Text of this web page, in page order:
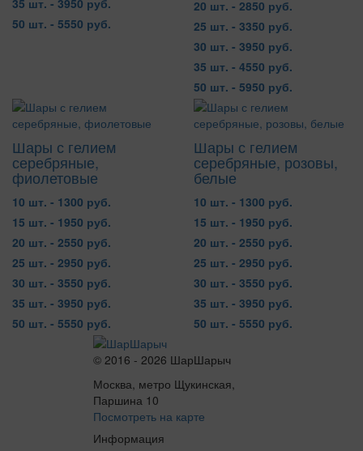
50 шт. - 5550 руб.
20 шт. - 2850 руб.
25 шт. - 3350 руб.
30 шт. - 3950 руб.
35 шт. - 4550 руб.
50 шт. - 5950 руб.
Шары с гелием
серебряные,
фиолетовые
10 шт. - 1300 руб.
15 шт. - 1950 руб.
20 шт. - 2550 руб.
25 шт. - 2950 руб.
30 шт. - 3550 руб.
35 шт. - 3950 руб.
50 шт. - 5550 руб.
Шары с гелием
серебряные, розовы,
белые
10 шт. - 1300 руб.
15 шт. - 1950 руб.
20 шт. - 2550 руб.
25 шт. - 2950 руб.
30 шт. - 3550 руб.
35 шт. - 3950 руб.
50 шт. - 5550 руб.
© 2016 - 2026 ШарШарыч
Москва, метро Щукинская,
Паршина 10
Посмотреть на карте
Информация